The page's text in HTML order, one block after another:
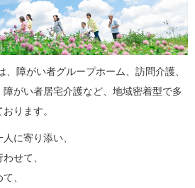
、障がい者グループホーム、訪問介護、
がい者居宅介護など、地域密着型で多
ります。
に寄り添い、
せて、
、